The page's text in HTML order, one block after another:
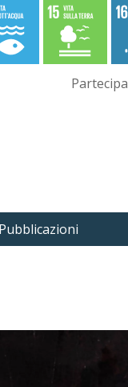
Partecipa
Pubblicazioni